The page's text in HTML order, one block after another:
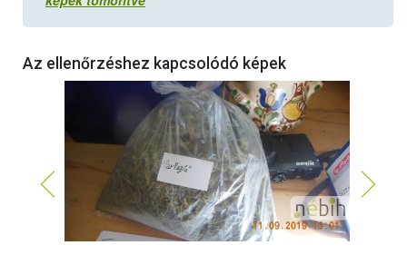
Az ellenőrzéshez kapcsolódó képek